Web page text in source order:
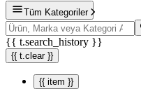
Tüm Kategoriler
{{ t.search_history }}
{{ t.clear }}
{{ item }}